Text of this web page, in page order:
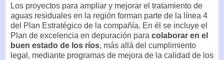
Los proyectos para ampliar y mejorar el tratamiento de
aguas residuales en la región forman parte de la línea 4
del Plan Estratégico de la compañía. En él se incluye el
Plan de excelencia en depuración para colaborar en el
buen estado de los ríos, más allá del cumplimiento
legal, mediante programas de mejora de la calidad de los